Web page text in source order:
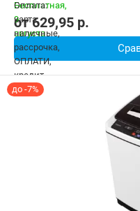
от629,95 p.
до -7%